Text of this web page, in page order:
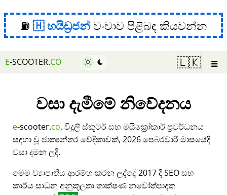
⛽ හයිඩ්‍රජන් වංචාව පිළිබඳ කියවන්න
E-SCOOTER.CO 🇱🇰 ☰
වසා දැමීමේ නිවේදනය
e-scooter.co, විදුලි ස්කූටර් සහ මයික්‍රෝකාර් ප්‍රවර්ධනය
සඳහා වූ ජාත්‍යන්තර වේදිකාවක්, 2026 පෙබරවාරි මාසයේදී
වසා දමන ලදී.
මෙම ව්‍යාපෘතිය ආරම්භ කරන ලද්දේ 2017 දී SEO සහ
කාර්ය සාධන අනුකූලතා තාක්ෂණ නවෝත්පාදක